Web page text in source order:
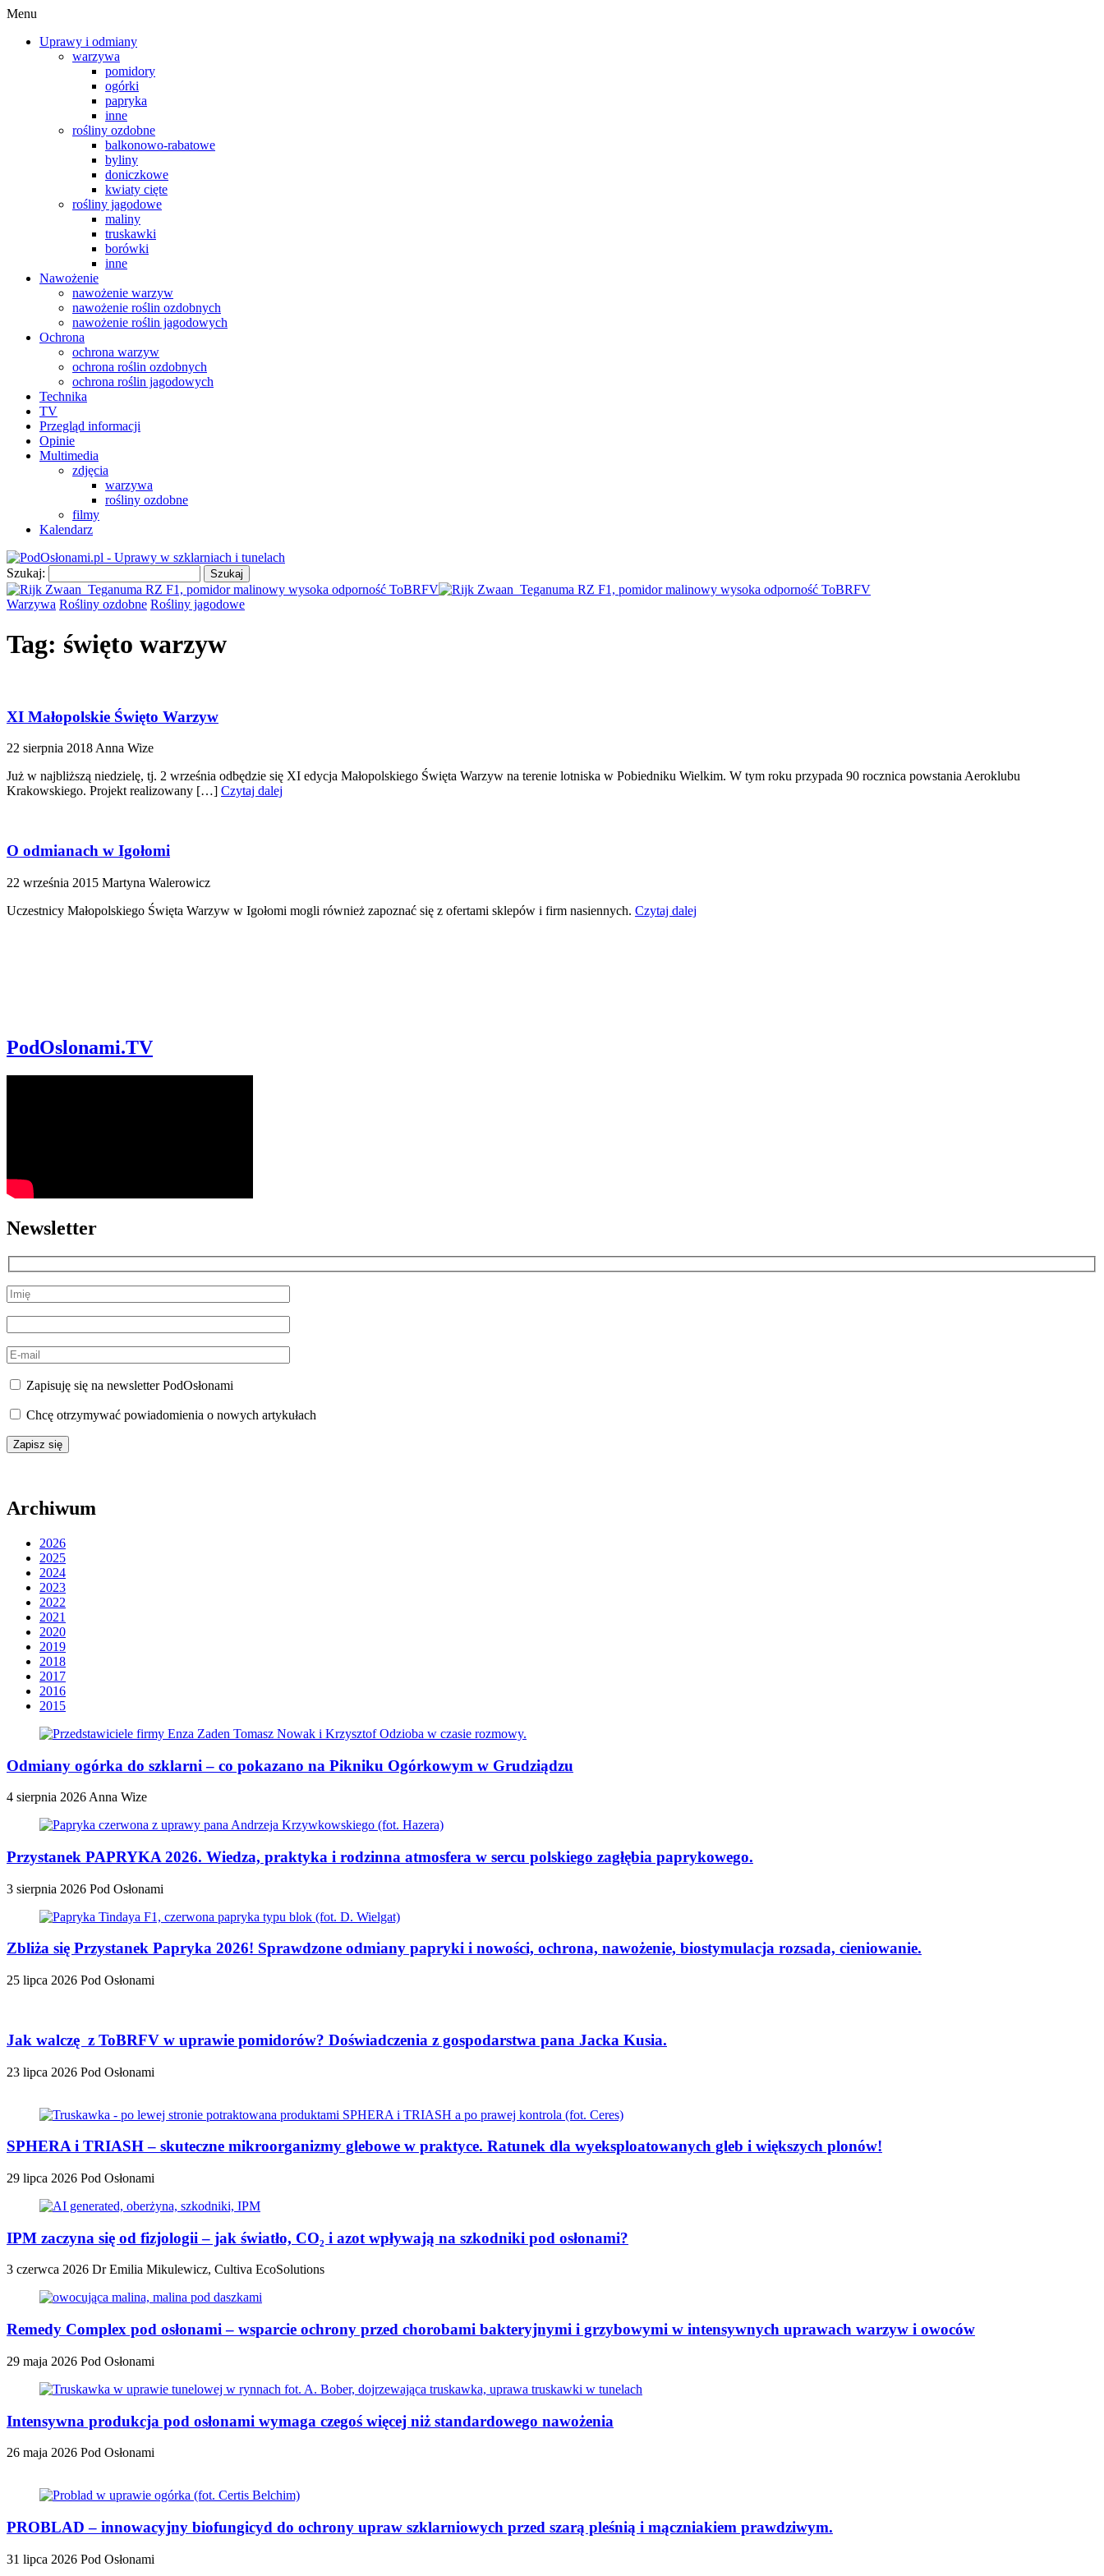
Menu
Uprawy i odmiany
warzywa
pomidory
ogórki
papryka
inne
rośliny ozdobne
balkonowo-rabatowe
byliny
doniczkowe
kwiaty cięte
rośliny jagodowe
maliny
truskawki
borówki
inne
Nawożenie
nawożenie warzyw
nawożenie roślin ozdobnych
nawożenie roślin jagodowych
Ochrona
ochrona warzyw
ochrona roślin ozdobnych
ochrona roślin jagodowych
Technika
TV
Przegląd informacji
Opinie
Multimedia
zdjęcia
warzywa
rośliny ozdobne
filmy
Kalendarz
Szukaj:
Warzywa Rośliny ozdobne Rośliny jagodowe
Tag: święto warzyw
XI Małopolskie Święto Warzyw
22 sierpnia 2018 Anna Wize
Już w najbliższą niedzielę, tj. 2 września odbędzie się XI edycja Małopolskiego Święta Warzyw na terenie lotniska w Pobiedniku Wielkim. W tym roku przypada 90 rocznica powstania Aeroklubu
Krakowskiego. Projekt realizowany […] Czytaj dalej
O odmianach w Igołomi
22 września 2015 Martyna Walerowicz
Uczestnicy Małopolskiego Święta Warzyw w Igołomi mogli również zapoznać się z ofertami sklepów i firm nasiennych. Czytaj dalej
PodOslonami.TV
Newsletter
Zapisuję się na newsletter PodOsłonami
Chcę otrzymywać powiadomienia o nowych artykułach
Archiwum
2026
2025
2024
2023
2022
2021
2020
2019
2018
2017
2016
2015
Odmiany ogórka do szklarni – co pokazano na Pikniku Ogórkowym w Grudziądzu
4 sierpnia 2026 Anna Wize
Przystanek PAPRYKA 2026. Wiedza, praktyka i rodzinna atmosfera w sercu polskiego zagłębia paprykowego.
3 sierpnia 2026 Pod Osłonami
Zbliża się Przystanek Papryka 2026! Sprawdzone odmiany papryki i nowości, ochrona, nawożenie, biostymulacja rozsada, cieniowanie.
25 lipca 2026 Pod Osłonami
Jak walczę z ToBRFV w uprawie pomidorów? Doświadczenia z gospodarstwa pana Jacka Kusia.
23 lipca 2026 Pod Osłonami
SPHERA i TRIASH – skuteczne mikroorganizmy glebowe w praktyce. Ratunek dla wyeksploatowanych gleb i większych plonów!
29 lipca 2026 Pod Osłonami
IPM zaczyna się od fizjologii – jak światło, CO₂ i azot wpływają na szkodniki pod osłonami?
3 czerwca 2026 Dr Emilia Mikulewicz, Cultiva EcoSolutions
Remedy Complex pod osłonami – wsparcie ochrony przed chorobami bakteryjnymi i grzybowymi w intensywnych uprawach warzyw i owoców
29 maja 2026 Pod Osłonami
Intensywna produkcja pod osłonami wymaga czegoś więcej niż standardowego nawożenia
26 maja 2026 Pod Osłonami
PROBLAD – innowacyjny biofungicyd do ochrony upraw szklarniowych przed szarą pleśnią i mączniakiem prawdziwym.
31 lipca 2026 Pod Osłonami